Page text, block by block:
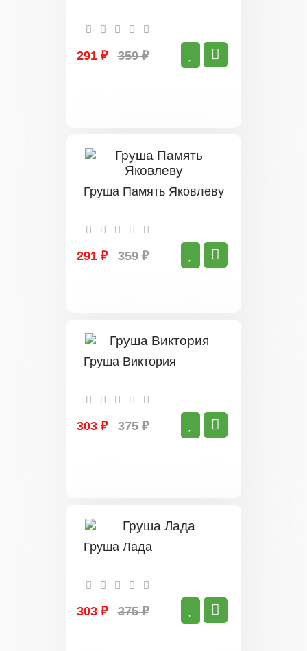
291 ₽ 359 ₽
Груша Память Яковлеву
291 ₽ 359 ₽
Груша Виктория
303 ₽ 375 ₽
Груша Лада
303 ₽ 375 ₽